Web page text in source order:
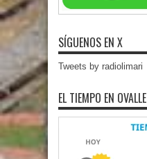
SÍGUENOS EN X
Tweets by radiolimari
EL TIEMPO EN OVALLE